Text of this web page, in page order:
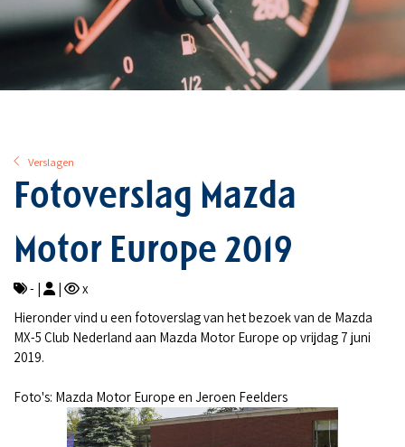
Verslagen
Fotoverslag Mazda
Motor Europe 2019
- | |
x
Hieronder vind u een fotoverslag van het bezoek van de Mazda
MX-5 Club Nederland aan Mazda Motor Europe op vrijdag 7 juni
2019.
Foto's: Mazda Motor Europe en Jeroen Feelders